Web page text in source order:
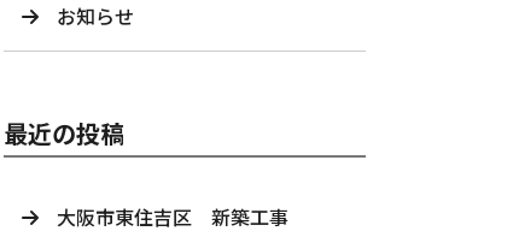
お知らせ
最近の投稿
大阪市東住吉区 新築工事